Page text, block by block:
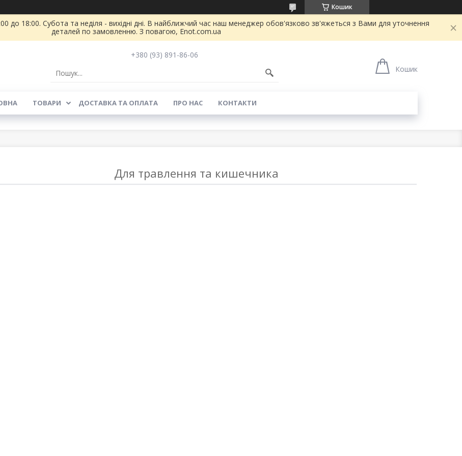
Кошик
до 18:00. Субота та неділя - вихідні дні. В найближчий час наш менеджер обов'язково зв'яжеться з Вами для уточнення
деталей по замовленню. З повагою, Enot.com.ua
+380 (93) 891-86-06
Кошик
ТОВАРИ ДОСТАВКА ТА ОПЛАТА ПРО НАС КОНТАКТИ
Для травлення та кишечника